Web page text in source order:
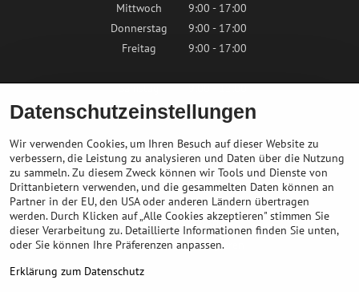
Mittwoch
9:00 - 17:00
Donnerstag
9:00 - 17:00
Freitag
9:00 - 17:00
Samstag
9:00 - 12:00
Sonntag
Geschlossen
Kontaktieren Sie uns
info@bikepeak.de
+436764858804
Zum Geschäft navigieren
Datenschutzeinstellungen
Wir verwenden Cookies, um Ihren Besuch auf dieser Website zu
verbessern, die Leistung zu analysieren und Daten über die Nutzung
zu sammeln. Zu diesem Zweck können wir Tools und Dienste von
Drittanbietern verwenden, und die gesammelten Daten können an
Partner in der EU, den USA oder anderen Ländern übertragen
werden. Durch Klicken auf „Alle Cookies akzeptieren" stimmen Sie
dieser Verarbeitung zu. Detaillierte Informationen finden Sie unten,
oder Sie können Ihre Präferenzen anpassen.
Erklärung zum Datenschutz